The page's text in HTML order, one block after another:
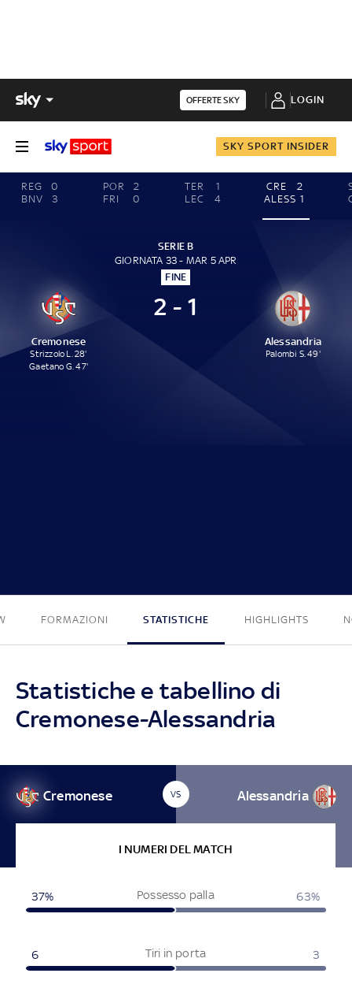
OFFERTE SKY LOGIN
SKY SPORT INSIDER
REG
0
BNV
3
POR
2
FRI
0
TER
1
LEC
4
CRE
2
ALESS 1
SERIE B
GIORNATA 33 - MAR 5 APR
FINE
Cremonese
Strizzolo L. 28'
Gaetano G. 47'
2 - 1
Alessandria
Palombi S. 49'
FORMAZIONI STATISTICHE HIGHLIGHTS
Statistiche e tabellino di
Cremonese-Alessandria
Cremonese VS Alessandria
I NUMERI DEL MATCH
Possesso palla
37% 63%
Tiri in porta
6 3